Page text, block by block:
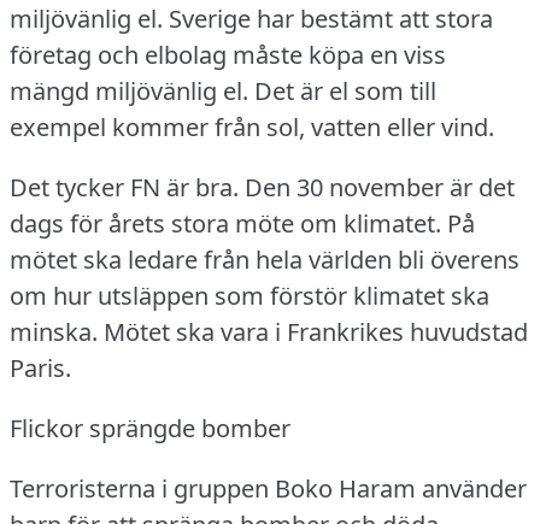
miljövänlig el. Sverige har bestämt att stora
företag och elbolag måste köpa en viss
mängd miljövänlig el. Det är el som till
exempel kommer från sol, vatten eller vind.
Det tycker FN är bra. Den 30 november är det
dags för årets stora möte om klimatet. På
mötet ska ledare från hela världen bli överens
om hur utsläppen som förstör klimatet ska
minska. Mötet ska vara i Frankrikes huvudstad
Paris.
Flickor sprängde bomber
Terroristerna i gruppen Boko Haram använder